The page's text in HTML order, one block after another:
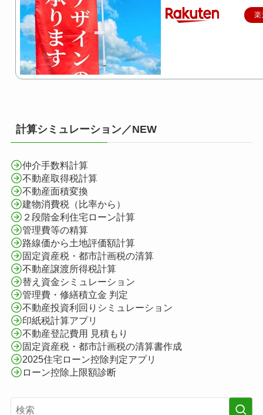
楽
計算シミュレーション／NEW
仲介手数料計算
不動産取得税計算
不動産面積変換
建物消費税（比率から）
２段階金利住宅ローン計算
管理費等の精算
路線価から土地評価額計算
固定資産税・都市計画税の清算
不動産譲渡所得税計算
替え資金シミュレーション
管理費・修繕積立金 判定
不動産投資利回りシミュレーション
印紙税計算アプリ
不動産登記費用 見積もり
固定資産税・都市計画税の清算書作成
2025住宅ローン控除判定アプリ
ローン控除上限額診断